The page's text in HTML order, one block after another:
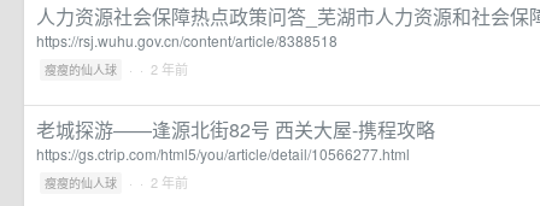
人力资源社会保障热点政策问答_芜湖市人力资源和社会保
https://rsj.wuhu.gov.cn/content/article/8388518
瘦瘦的仙人球 · · 2 年前
老城探游——逢源北街82号 西关大屋-携程攻略
https://gs.ctrip.com/html5/you/article/detail/10566277.html
瘦瘦的仙人球 · · 2 年前